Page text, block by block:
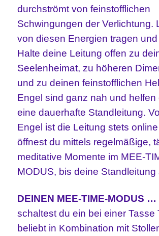
durchströmt von feinstofflichen
Schwingungen der Verlichtung.
von diesen Energien tragen
Halte deine Leitung offen zu
Seelenheimat, zu höheren
und zu deinen feinstofflichen
Engel sind ganz nah und helfen
eine dauerhafte Standleitung.
Engel ist die Leitung stets
öffnest du mittels regelmäßige,
meditative Momente im MEE-
MODUS, bis deine
DEINEN MEE-TIME-MODUS …
schaltest du ein bei einer Tasse
beliebt in Kombination mit